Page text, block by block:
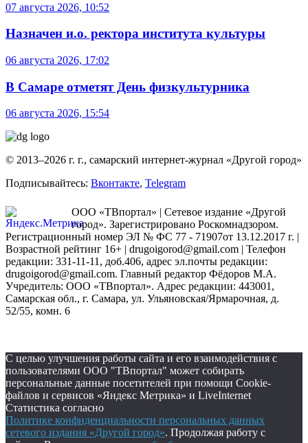
07 августа 2026, 10:52
Назначен и.о. ректора института культуры
06 августа 2026, 17:02
В Самаре отметят День физкультурника
06 августа 2026, 15:54
© 2013–2026 г. г., самарский интернет-журнал «Другой город»
Подписывайтесь: Вконтакте, Telegram
ООО «ТВпортал» | Сетевое издание «Другой
город». Зарегистрировано Роскомнадзором.
Регистрационный номер ЭЛ № ФС 77 - 71907от 13.12.2017 г. |
Возрастной рейтинг 16+ | drugoigorod@gmail.com | Телефон
редакции: 331-11-11, доб.406, адрес эл.почты редакции:
drugoigorod@gmail.com. Главный редактор Фёдоров М.А.
Учредитель: ООО «ТВпортал». Адрес редакции: 443001,
Самарская обл., г. Самара, ул. Ульяновская/Ярмарочная, д.
52/55, комн. 6
С целью улучшения работы сайта и его взаимодействия с
пользователями ООО "ТВпортал" может собирать
персональные данные посетителей при помощи Cookie-
файлов и сервисов «Яндекс Метрика» и LiveInternet
Статистика согласно
Политике конфиденциальности персональных данных
сетевого издания «Другой город». Продолжая работу с